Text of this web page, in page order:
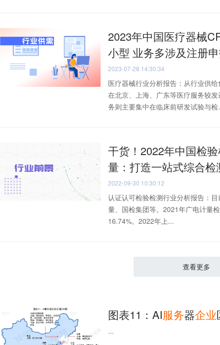
2023年中国医疗器械
小型 业务多涉及注册
2023-07-28 14:30:34
医疗器械行业分析报告：从行业供
在北京、上海、广东等医疗服务较
务则主要集中在临床前研发试验与检
干货！2022年中国检
量：打造一站式综合检
2022-09-30 10:30:12
认证认可检验检测行业分析报告：
量、国检集团等。2021年广电计量
16.74%。2022年上...
查看更多
图表11：AI服务器企业
...